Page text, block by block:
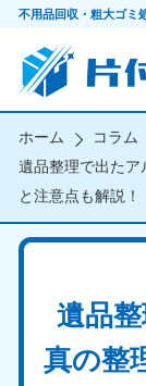
不用品回収・粗大ゴミ
ホーム コラム
遺品整理で出たア
と注意点も解説！
遺品
真の整